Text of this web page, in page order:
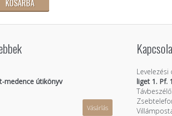
medence útikönyv
Vásárlás
Levelezési
liget 1. Pf.